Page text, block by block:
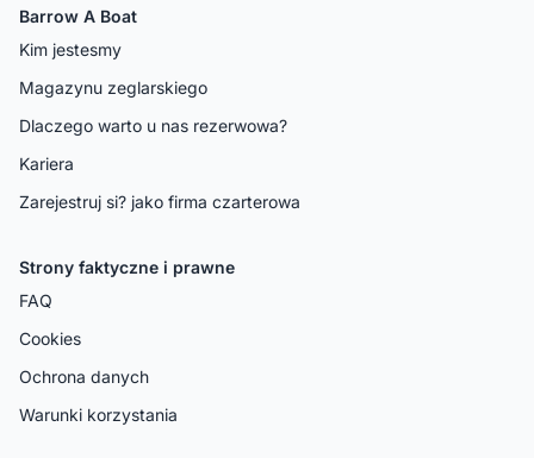
Barrow A Boat
Kim jestesmy
Magazynu zeglarskiego
Dlaczego warto u nas rezerwowa?
Kariera
Zarejestruj si? jako firma czarterowa
Strony faktyczne i prawne
FAQ
Cookies
Ochrona danych
Warunki korzystania